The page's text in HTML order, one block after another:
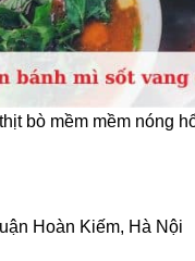
bò mềm mềm nóng
Hoàn Kiếm, Hà Nội